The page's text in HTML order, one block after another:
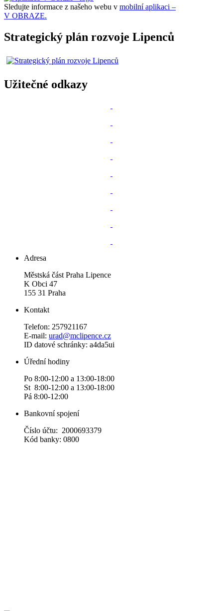
Sledujte informace z našeho webu v mobilní aplikaci –
V OBRAZE.
Strategický plán rozvoje Lipenců
Užitečné odkazy
Adresa
Městská část Praha Lipence
K Obci 47
155 31 Praha
Kontakt
Telefon: 257921167
E-mail: urad@mclipence.cz
ID datové schránky: a4da5ui
Úřední hodiny
Po 8:00-12:00 a 13:00-18:00
St 8:00-12:00 a 13:00-18:00
Pá 8:00-12:00
Bankovní spojení
Číslo účtu: 2000693379
Kód banky: 0800